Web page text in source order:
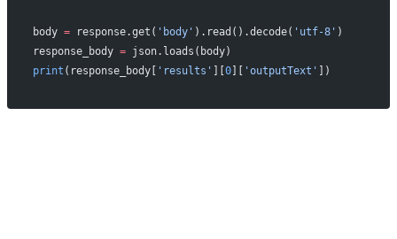
body = response.get( 'body' ).read().decode( 'utf-8' )
response_body = json.loads(body)
print (response_body[ 'results' ][0][ 'outputText' ])